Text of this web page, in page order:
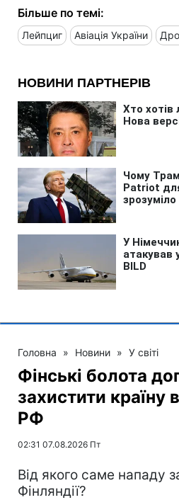
Більше по темі:
Лейпциг Авіація України
Головна » Новини » У світі
Фінські болота
захистити країну
РФ
02:31 07.08.2026 Пт
Від якого саме нападу
Фінляндії?